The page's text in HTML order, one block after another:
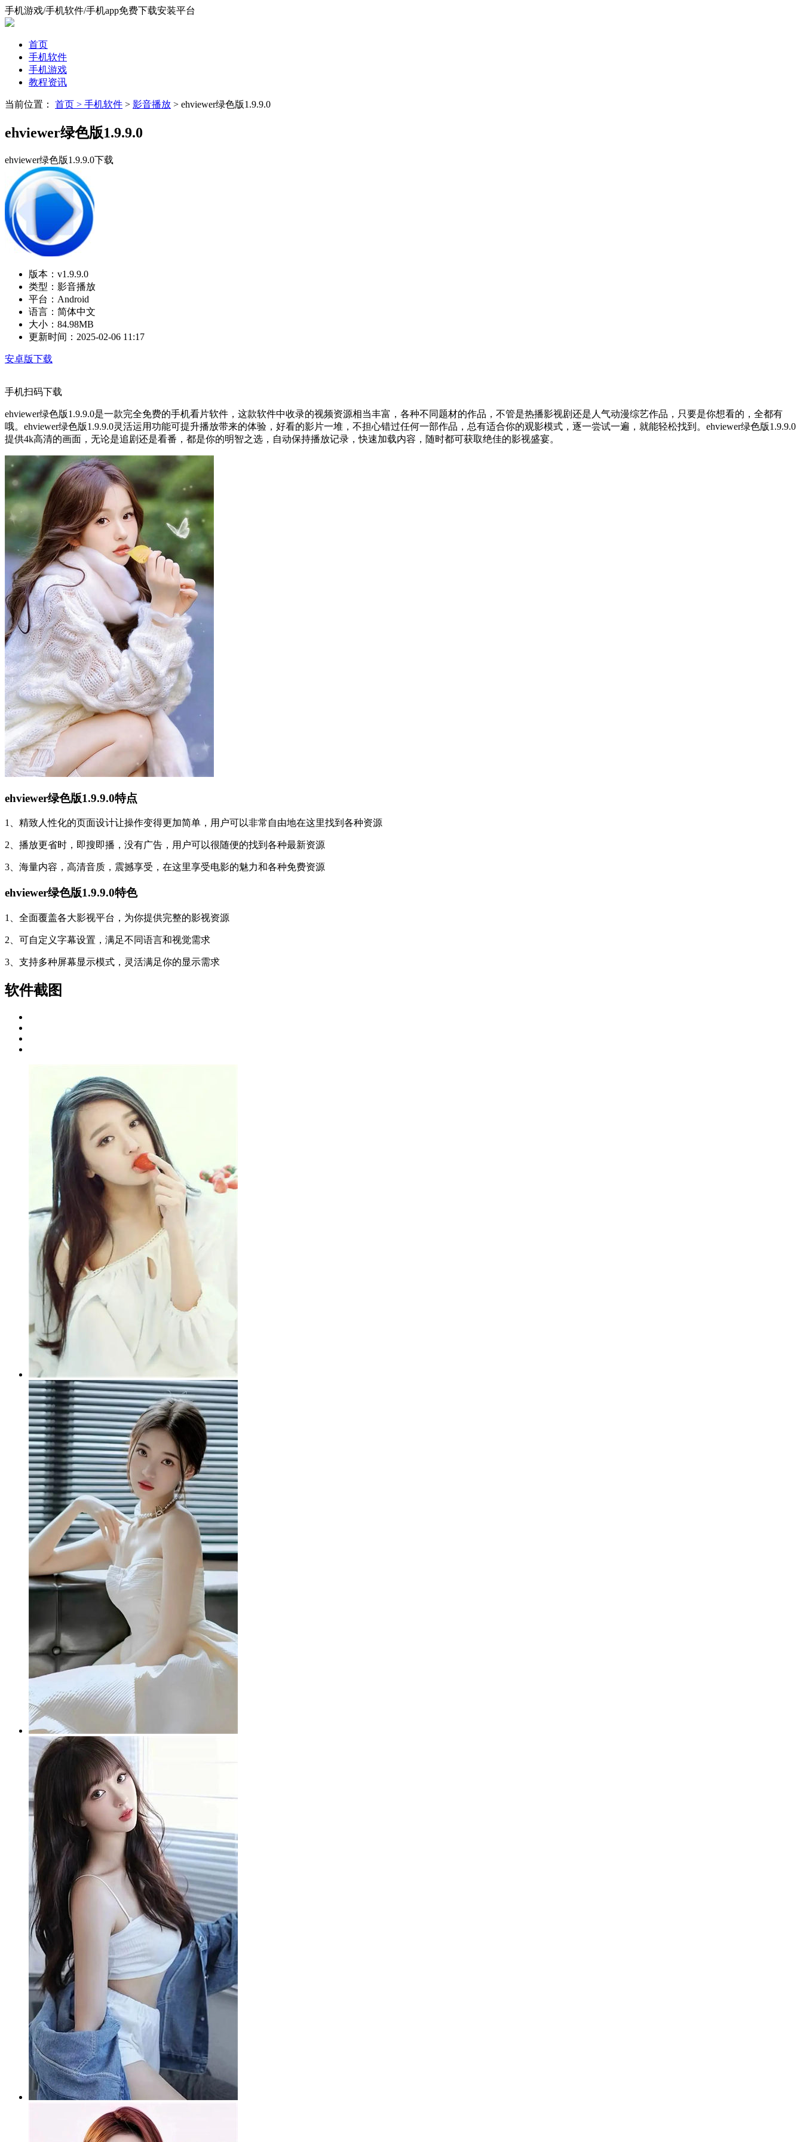
手机游戏/手机软件/手机app免费下载安装平台
首页
手机软件
手机游戏
教程资讯
当前位置： 首页 > 手机软件 > 影音播放 > ehviewer绿色版1.9.9.0
ehviewer绿色版1.9.9.0
ehviewer绿色版1.9.9.0下载
版本： v1.9.9.0
类型： 影音播放
平台： Android
语言： 简体中文
大小： 84.98MB
更新时间： 2025-02-06 11:17
安卓版下载
手机扫码下载
ehviewer绿色版1.9.9.0是一款完全免费的手机看片软件，这款软件中收录的视频资源相当丰富，各种不同题材的作品，不管是热播影视剧还是人气动漫综艺作品，只要是你想看的，全都有
哦。ehviewer绿色版1.9.9.0灵活运用功能可提升播放带来的体验，好看的影片一堆，不担心错过任何一部作品，总有适合你的观影模式，逐一尝试一遍，就能轻松找到。ehviewer绿色版1.9.9.0
提供4k高清的画面，无论是追剧还是看番，都是你的明智之选，自动保持播放记录，快速加载内容，随时都可获取绝佳的影视盛宴。
ehviewer绿色版1.9.9.0特点
1、精致人性化的页面设计让操作变得更加简单，用户可以非常自由地在这里找到各种资源
2、播放更省时，即搜即播，没有广告，用户可以很随便的找到各种最新资源
3、海量内容，高清音质，震撼享受，在这里享受电影的魅力和各种免费资源
ehviewer绿色版1.9.9.0特色
1、全面覆盖各大影视平台，为你提供完整的影视资源
2、可自定义字幕设置，满足不同语言和视觉需求
3、支持多种屏幕显示模式，灵活满足你的显示需求
软件截图